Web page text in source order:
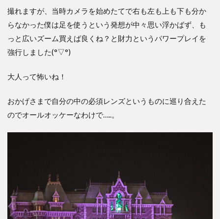
撮れますが、当時カメラを始めたてで右も左も上も下も分か
らなかった僕は足を使うという発想が中々思い浮かばず、も
っと広いズーム買えば良くね？と財力というパワープレイを
強行しました(°▽°)
大人って怖いね！
おかげさまで自分の中の必須レンズというものに巡り合えた
のでオールオッケーなわけで…..。